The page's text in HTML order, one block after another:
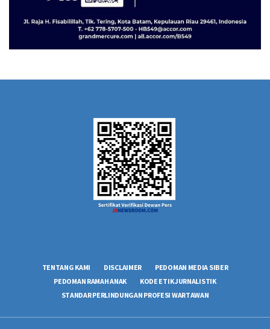
TENTANG KAMI DISCLAIMER
PEDOMAN MEDIA SIBER
PEDOMAN RAMAH ANAK
KODE ETIK JURNALISTIK
STANDAR PERLINDUNGAN PROFESI WARTAWAN